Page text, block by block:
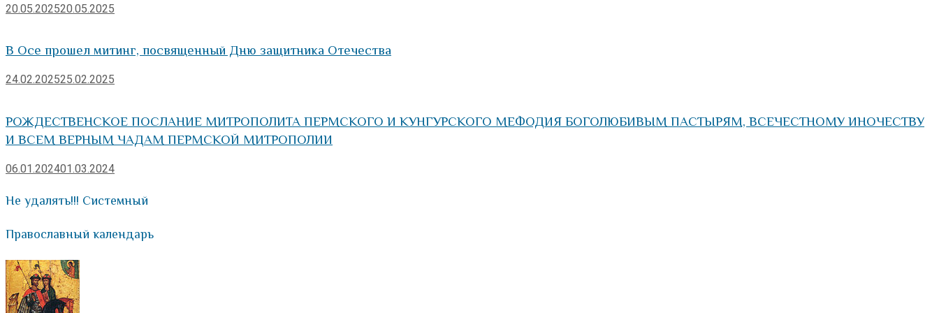
20.05.202520.05.2025
В Осе прошел митинг, посвященный Дню защитника Отечества
24.02.202525.02.2025
РОЖДЕСТВЕНСКОЕ ПОСЛАНИЕ МИТРОПОЛИТА ПЕРМСКОГО И КУНГУРСКОГО МЕФОДИЯ БОГОЛЮБИВЫМ ПАСТЫРЯМ, ВСЕЧЕСТНОМУ ИНОЧЕСТВУ
И ВСЕМ ВЕРНЫМ ЧАДАМ ПЕРМСКОЙ МИТРОПОЛИИ
06.01.202401.03.2024
Не удалять!!! Системный
Православный календарь